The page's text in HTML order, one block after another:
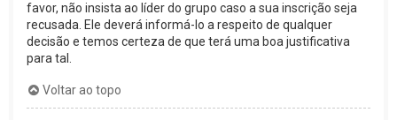
favor, não insista ao líder do grupo caso a sua inscrição seja
recusada. Ele deverá informá-lo a respeito de qualquer
decisão e temos certeza de que terá uma boa justificativa
para tal.
Voltar ao topo